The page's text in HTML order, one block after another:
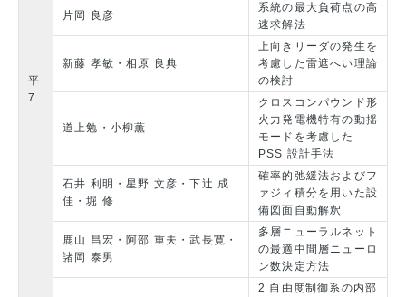
平
7
片岡 良彦
系統の最大負荷点の高
速求解法
新藤 孝敏・相原 良典
上向きリーダの発生を
考慮した雷遮へい理論
の検討
道上勉・小柳薫
クロスコンパウンド形
火力発電機特有の動揺
モードを考慮した
PSS 設計手法
石井 利明・星野 文彦・下辻 成
佳・堀 修
確率的弛緩法およびフ
ァジィ積分を用いた設
備図面自動解釈
鹿山 昌宏・阿部 重夫・武長寛・
諸岡 泰男
多層ニューラルネット
の最適中間層ニューロ
ン数決定方法
2 自由度制御系の内部